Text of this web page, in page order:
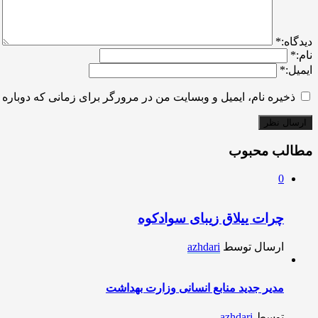
ديدگاه:*
نام:*
ایمیل:*
ذخیره نام، ایمیل و وبسایت من در مرورگر برای زمانی که
مطالب محبوب
0
چرات ییلاق زیبای سوادکوه
ارسال توسط azhdari
مدیر جدید منابع انسانی وزارت بهداشت